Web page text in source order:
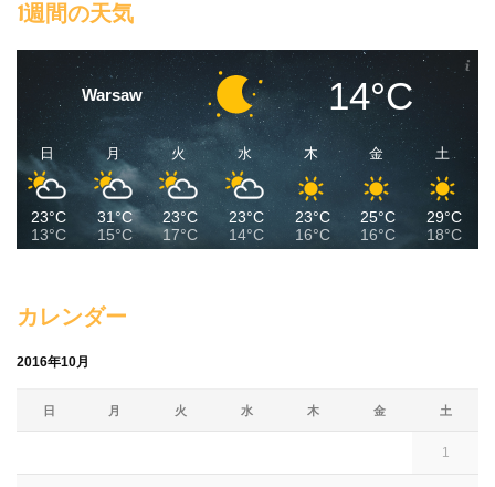
1週間の天気
Warsaw 14°C
日
23°C
13°C
月
31°C
15°C
火
23°C
17°C
水
23°C
14°C
木
23°C
16°C
金
25°C
16°C
土
29°C
18°C
カレンダー
2016年10月
日 月 火 水 木 金 土
1